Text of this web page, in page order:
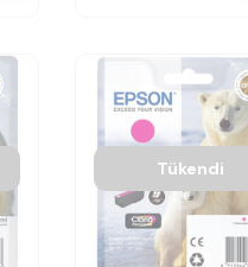
Tükendi